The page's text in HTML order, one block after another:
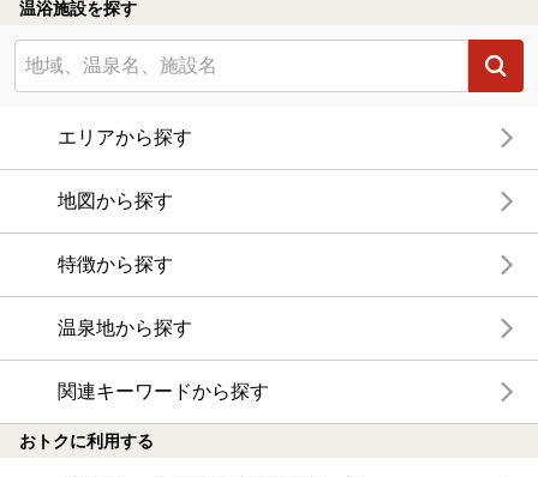
温浴施設を探す
エリアから探す
地図から探す
特徴から探す
温泉地から探す
関連キーワードから探す
おトクに利用する